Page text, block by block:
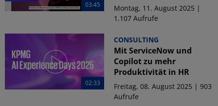
03:45
Montag, 11. August 2025 |
1.107 Aufrufe
02:33
CONSULTING
Mit ServiceNow und
Copilot zu mehr
Produktivität in HR
Freitag, 08. August 2025 | 903
Aufrufe